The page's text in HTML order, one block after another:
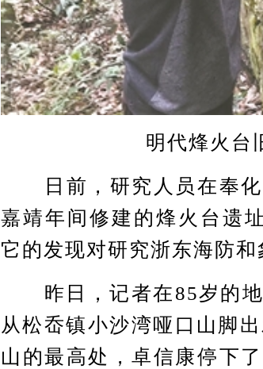
明代烽火台
日前，研究人员在奉化
嘉靖年间修建的烽火台遗
它的发现对研究浙东海防和
昨日，记者在85岁的地
从松岙镇小沙湾哑口山脚
山的最高处，卓信康停下